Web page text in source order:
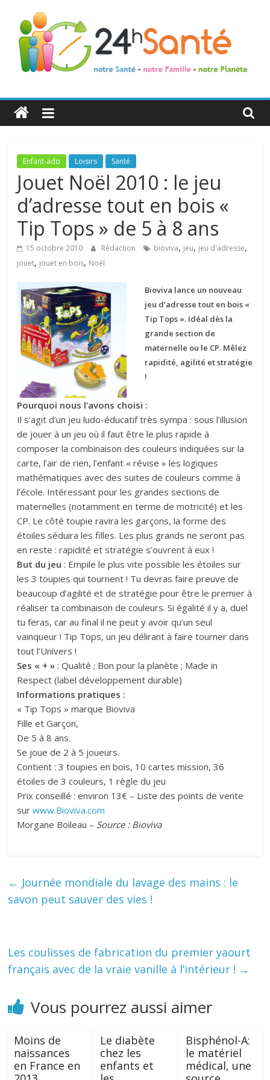
24h
Santé
La
santé
de
toute
famille
Enfant-ado Loisirs Santé
Jouet Noël 2010 : le jeu
d’adresse tout en bois «
Tip Tops » de 5 à 8 ans
15 octobre 2010 Rédaction bioviva, jeu, jeu d'adresse,
jouet, jouet en bois, Noël
Bioviva lance un nouveau
jeu d’adresse tout en bois «
Tip Tops ». Idéal dès la
grande section de
maternelle ou le CP. Mêlez
rapidité, agilité et stratégie
!
Pourquoi nous l’avons choisi :
Il s’agit d’un jeu ludo-éducatif très sympa : sous l’illusion
de jouer à un jeu où il faut être le plus rapide à
composer la combinaison des couleurs indiquées sur la
carte, l’air de rien, l’enfant « révise » les logiques
mathématiques avec des suites de couleurs comme à
l’école. Intéressant pour les grandes sections de
maternelles (notamment en terme de motricité) et les
CP. Le côté toupie ravira les garçons, la forme des
étoiles séduira les filles. Les plus grands ne seront pas
en reste : rapidité et stratégie s’ouvrent à eux !
But du jeu : Empile le plus vite possible les étoiles sur
les 3 toupies qui tournent ! Tu devras faire preuve de
beaucoup d’agilité et de stratégie pour être le premier à
réaliser ta combinaison de couleurs. Si égalité il y a, duel
tu feras, car au final il ne peut y avoir qu’un seul
vainqueur ! Tip Tops, un jeu délirant à faire tourner dans
tout l’Univers !
Ses « + »: Qualité ; Bon pour la planète ; Made in
Respect (label développement durable)
Informations pratiques :
« Tip Tops » marque Bioviva
Fille et Garçon,
De 5 à 8 ans.
Se joue de 2 à 5 joueurs.
Contient : 3 toupies en bois, 10 cartes mission, 36
étoiles de 3 couleurs, 1 règle du jeu
Prix conseillé : environ 13€ – Liste des points de vente
surwww.Bioviva.com
Morgane Boileau – Source : Bioviva
← Journée mondiale du lavage des mains : le
savon peut sauver des vies !
Les coulisses de fabrication du premier yaourt
français avec de la vraie vanille à l’intérieur ! →
Vous pourrez aussi aimer
Moins de
naissances
en France en
Le diabète
chez les
enfants et
Bisphénol-A:
le matériel
médical, une